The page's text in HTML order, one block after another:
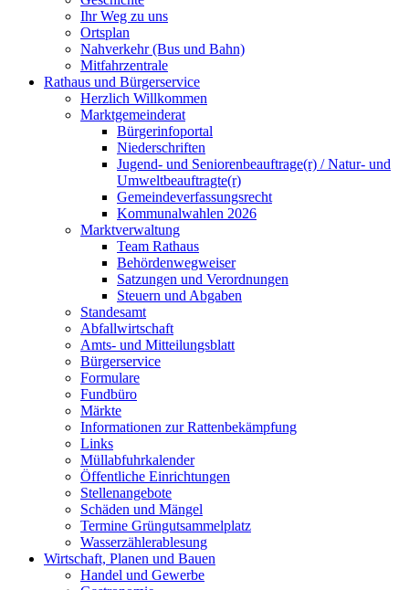
Ihr Weg zu uns
Ortsplan
Nahverkehr (Bus und Bahn)
Mitfahrzentrale
Rathaus und Bürgerservice
Herzlich Willkommen
Marktgemeinderat
Bürgerinfoportal
Niederschriften
Jugend- und Seniorenbeauftrage(r) / Natur- und
Umweltbeauftragte(r)
Gemeindeverfassungsrecht
Kommunalwahlen 2026
Marktverwaltung
Team Rathaus
Behördenwegweiser
Satzungen und Verordnungen
Steuern und Abgaben
Standesamt
Abfallwirtschaft
Amts- und Mitteilungsblatt
Bürgerservice
Formulare
Fundbüro
Märkte
Informationen zur Rattenbekämpfung
Links
Müllabfuhrkalender
Öffentliche Einrichtungen
Stellenangebote
Schäden und Mängel
Termine Grüngutsammelplatz
Wasserzählerablesung
Wirtschaft, Planen und Bauen
Handel und Gewerbe